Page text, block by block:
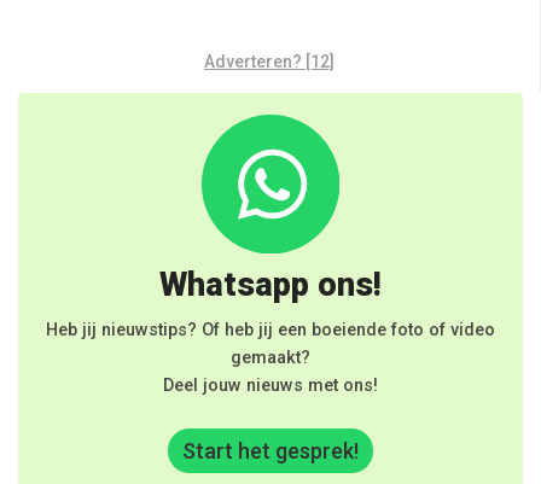
Adverteren? [12]
Whatsapp ons!
Heb jij nieuwstips? Of heb jij een boeiende foto of video
gemaakt?
Deel jouw nieuws met ons!
Start het gesprek!